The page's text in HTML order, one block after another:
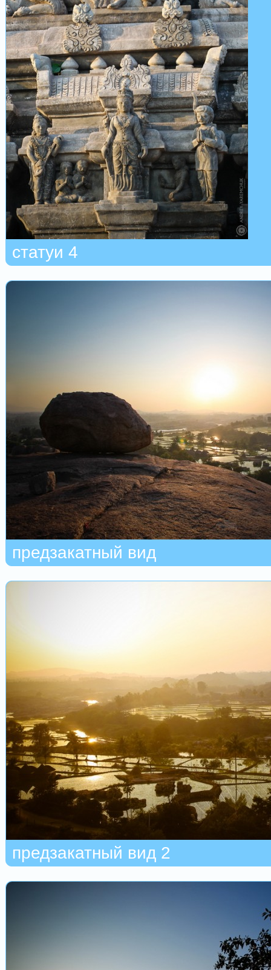
статуи 4
предзакатный вид
предзакатный вид 2